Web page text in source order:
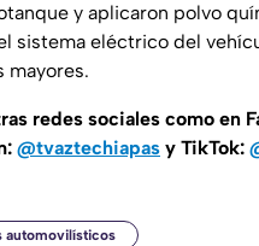
y aplicaron polvo
sistema eléctrico del
mayores.
redes sociales como en
@tvaztechiapas y TikTok:
automovilísticos